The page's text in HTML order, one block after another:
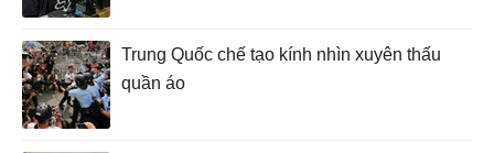
Trung Quốc chế tạo kính nhìn xuyên thấu
quần áo